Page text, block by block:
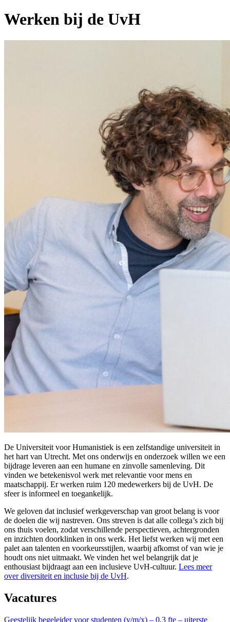
Werken bij de UvH
De Universiteit voor Humanistiek is een zelfstandige universiteit in
het hart van Utrecht. Met ons onderwijs en onderzoek willen we een
bijdrage leveren aan een humane en zinvolle samenleving. Dit
vinden we betekenisvol werk met relevantie voor mens en
maatschappij. Er werken ruim 120 medewerkers bij de UvH. De
sfeer is informeel en toegankelijk.
We geloven dat inclusief werkgeverschap van groot belang is voor
de doelen die wij nastreven. Ons streven is dat alle collega’s zich bij
ons thuis voelen, zodat verschillende perspectieven, achtergronden
en inzichten doorklinken in ons werk. Het liefst werken wij met een
palet aan talenten en voorkeursstijlen, waarbij afkomst of van wie je
houdt ons niet uitmaakt. We vinden het wel belangrijk dat je
enthousiast bijdraagt aan een inclusieve UvH-cultuur. Lees meer
over diversiteit en inclusie bij de UvH.
Vacatures
Geestelijk begeleider voor studenten (v/m/x) – 0,3 fte – uiterste